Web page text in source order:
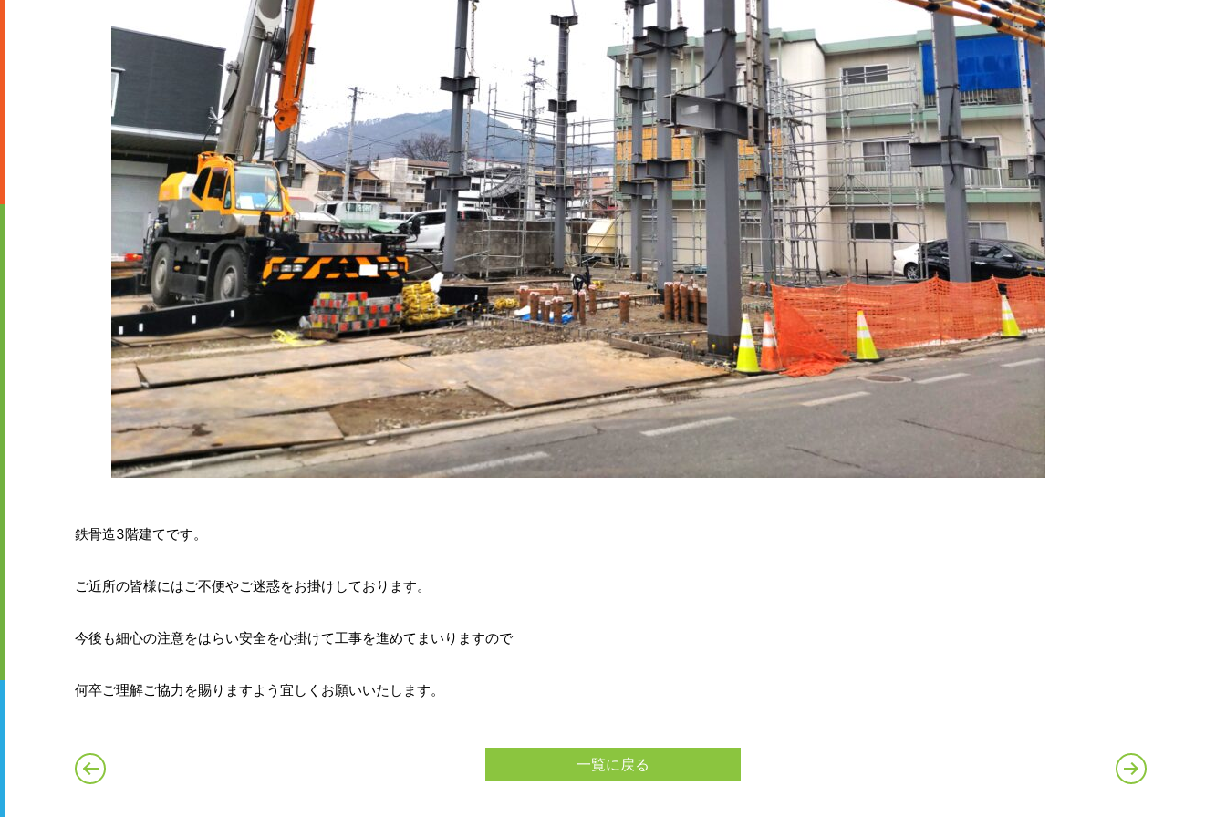
鉄骨造3階建てです。
ご近所の皆様にはご不便やご迷惑をお掛けしております。
今後も細心の注意をはらい安全を心掛けて工事を進めてまいりますので
何卒ご理解ご協力を賜りますよう宜しくお願いいたします。
一覧に戻る